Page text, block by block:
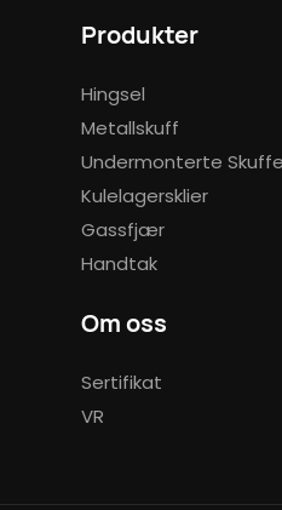
Produkter
Hingsel
Metallskuff
Undermonterte
Kulelagersklier
Gassfjær
Handtak
Om oss
Sertifikat
VR